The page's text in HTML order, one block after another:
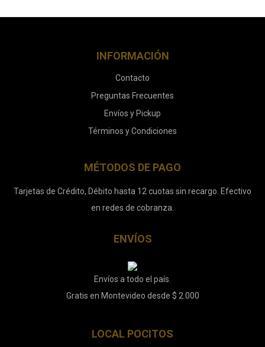
INFORMACIÓN
Contacto
Preguntas Frecuentes
Envíos y Pickup
Términos y Condiciones
MÉTODOS DE PAGO
Tarjetas de Crédito, Débito hasta 12 cuotas sin recargo. Efectivo
en redes de cobranza.
ENVÍOS
Envíos a todo el país.
Gratis en Montevideo desde $ 2.000
LOCAL POCITOS